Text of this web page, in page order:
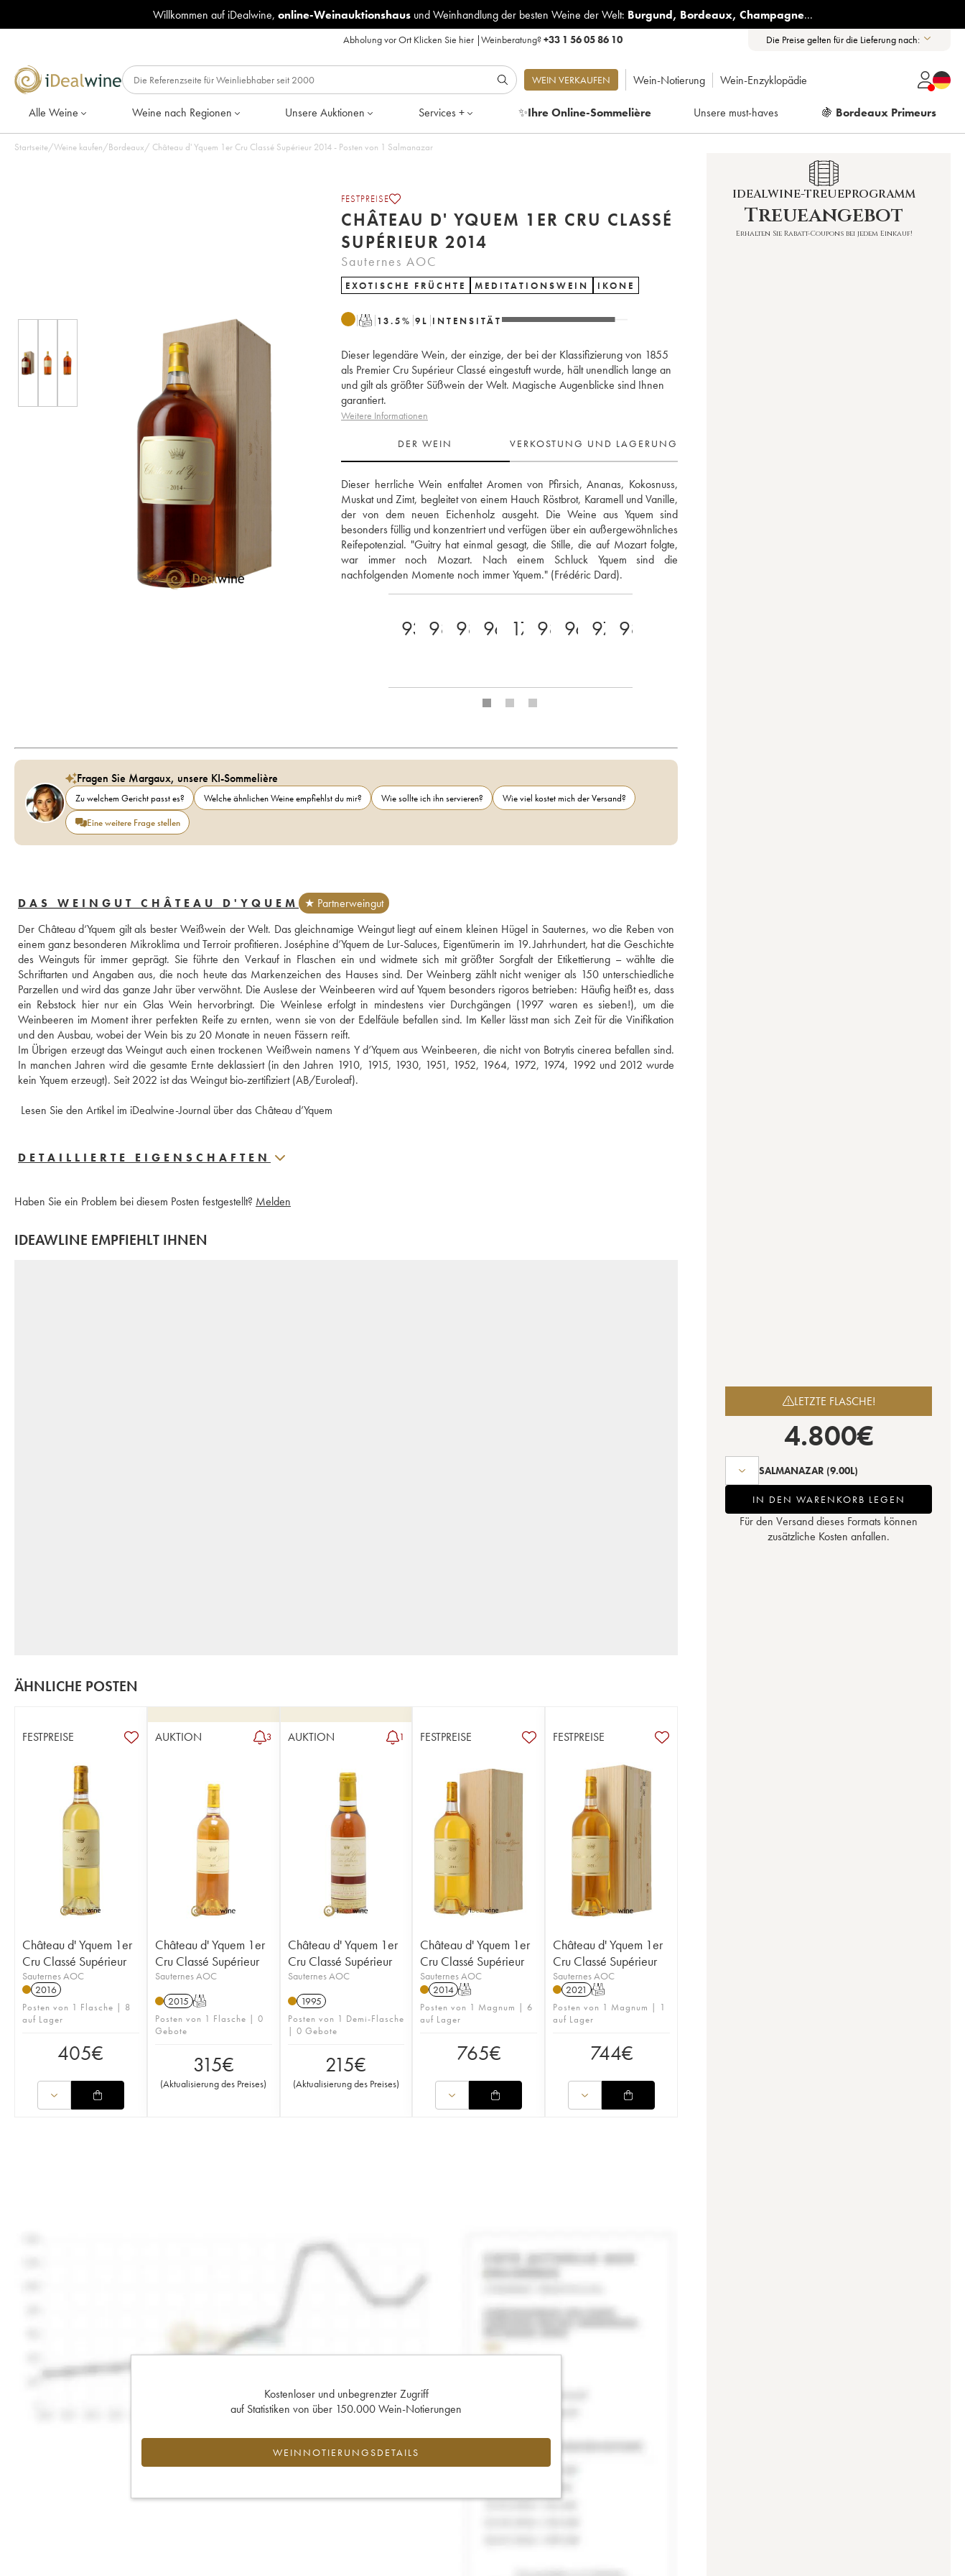
Willkommen auf iDealwine, online-Weinauktionshausund Weinhandlung der besten Weine der Welt: Burgund, Bordeaux, Champagne...
Abholung vor Ort Klicken Sie hier|Weinberatung?+33 1 56 05 86 10 Die Preise gelten für die Lieferung nach:
WEIN VERKAUFEN Wein-Notierung Wein-Enzyklopädie
Alle Weine Weine nach Regionen Unsere Auktionen Services + ✨Ihre Online-Sommelière Unsere must-haves 🍇 Bordeaux Primeurs
Startseite/Weine kaufen/Bordeaux/ Château d' Yquem 1er Cru Classé Supérieur 2014 - Posten von 1 Salmanazar
FESTPREISE
CHÂTEAU D' YQUEM 1ER CRU CLASSÉ
SUPÉRIEUR 2014
Sauternes AOC
EXOTISCHE FRÜCHTE MEDITATIONSWEIN IKONE
T 13.5% 9 L INTENSITÄT
Dieser legendäre Wein, der einzige, der bei der Klassifizierung von 1855
als Premier Cru Supérieur Classé eingestuft wurde, hält unendlich lange an
und gilt als größter Süßwein der Welt. Magische Augenblicke sind Ihnen
garantiert.
Weitere Informationen
DER WEIN VERKOSTUNG UND LAGERUNG
Dieser herrliche Wein entfaltet Aromen von Pfirsich, Ananas, Kokosnuss,
Muskat und Zimt, begleitet von einem Hauch Röstbrot, Karamell und Vanille,
der von dem neuen Eichenholz ausgeht. Die Weine aus Yquem sind
besonders füllig und konzentriert und verfügen über ein außergewöhnliches
Reifepotenzial. "Guitry hat einmal gesagt, die Stille, die auf Mozart folgte,
war immer noch Mozart. Nach einem Schluck Yquem sind die
nachfolgenden Momente noch immer Yquem." (Frédéric Dard).
93 98 98 96 17.598 96 97 98
Fragen Sie Margaux, unsere KI-Sommelière
Zu welchem Gericht passt es? Welche ähnlichen Weine empfiehlst du mir? Wie sollte ich ihn servieren?
Wie viel kostet mich der Versand?
Eine weitere Frage stellen
DAS WEINGUT CHÂTEAU D'YQUEM
★ Partnerweingut
Der Château d‘Yquem gilt als bester Weißwein der Welt. Das gleichnamige Weingut liegt auf einem kleinen Hügel in Sauternes, wo die Reben von
einem ganz besonderen Mikroklima und Terroir profitieren. Joséphine d’Yquem de Lur-Saluces, Eigentümerin im 19. Jahrhundert, hat die Geschichte
des Weinguts für immer geprägt. Sie führte den Verkauf in Flaschen ein und widmete sich mit größter Sorgfalt der Etikettierung – wählte die
Schriftarten und Angaben aus, die noch heute das Markenzeichen des Hauses sind. Der Weinberg zählt nicht weniger als 150 unterschiedliche
Parzellen und wird das ganze Jahr über verwöhnt. Die Auslese der Weinbeeren wird auf Yquem besonders rigoros betrieben: Häufig heißt es, dass
ein Rebstock hier nur ein Glas Wein hervorbringt. Die Weinlese erfolgt in mindestens vier Durchgängen (1997 waren es sieben!), um die
Weinbeeren im Moment ihrer perfekten Reife zu ernten, wenn sie von der Edelfäule befallen sind. Im Keller lässt man sich Zeit für die Vinifikation
und den Ausbau, wobei der Wein bis zu 20 Monate in neuen Fässern reift.
Im Übrigen erzeugt das Weingut auch einen trockenen Weißwein namens Y d‘Yquem aus Weinbeeren, die nicht von Botrytis cinerea befallen sind.
In manchen Jahren wird die gesamte Ernte deklassiert (in den Jahren 1910, 1915, 1930, 1951, 1952, 1964, 1972, 1974, 1992 und 2012 wurde
kein Yquem erzeugt). Seit 2022 ist das Weingut bio-zertifiziert (AB/Euroleaf).
Lesen Sie den Artikel im iDealwine-Journal über das Château d’Yquem
DETAILLIERTE EIGENSCHAFTEN
Haben Sie ein Problem bei diesem Posten festgestellt? Melden
IDEAWLINE EMPFIEHLT IHNEN
ÄHNLICHE POSTEN
FESTPREISE
Château d' Yquem 1er
Cru Classé Supérieur
Sauternes AOC
2016
Posten von 1 Flasche | 8
auf Lager
405€
AUKTION 3
Château d' Yquem 1er
Cru Classé Supérieur
Sauternes AOC
2015 T
Posten von 1 Flasche | 0
Gebote
315€
(Aktualisierung des Preises)
AUKTION 1
Château d' Yquem 1er
Cru Classé Supérieur
Sauternes AOC
1995
Posten von 1 Demi-Flasche
| 0 Gebote
215€
(Aktualisierung des Preises)
FESTPREISE
Château d' Yquem 1er
Cru Classé Supérieur
Sauternes AOC
2014 T
Posten von 1 Magnum | 6
auf Lager
765€
FESTPREISE
Château d' Yquem 1er
Cru Classé Supérieur
Sauternes AOC
2021 T
Posten von 1 Magnum | 1
auf Lager
744€
Kostenloser und unbegrenzter Zugriff
auf Statistiken von über 150.000 Wein-Notierungen
WEINNOTIERUNGSDETAILS
IDEALWINE-TREUEPROGRAMM
Treueangebot
Erhalten Sie Rabatt-Coupons bei jedem Einkauf!
LETZTE FLASCHE!
4.800€
SALMANAZAR (9.00L)
IN DEN WARENKORB LEGEN
Für den Versand dieses Formats können
zusätzliche Kosten anfallen.